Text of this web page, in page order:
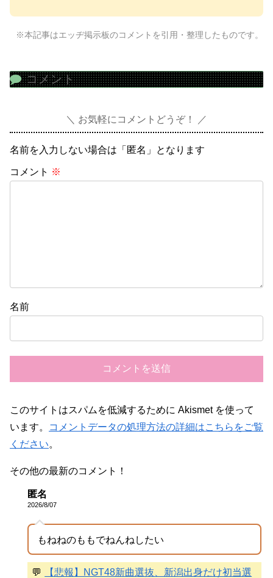
※本記事はエッヂ掲示板のコメントを引用・整理したものです。
コメント
お気軽にコメントどうぞ！
名前を入力しない場合は「匿名」となります
コメント ※
名前
このサイトはスパムを低減するために Akismet を使って
います。
コメントデータの処理方法の詳細はこちらをご覧
ください。
その他の最新のコメント！
匿名
2026/8/07
もねねのももでねんねしたい
💬
【悲報】NGT48新曲選抜、新潟出身だけ初当選